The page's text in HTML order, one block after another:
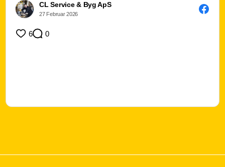
1/3
CL Service & Byg ApS
27 Februar 2026
6 0